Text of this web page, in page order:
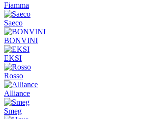
Fiamma
Saeco
BONVINI
EKSI
Rosso
Alliance
Smeg